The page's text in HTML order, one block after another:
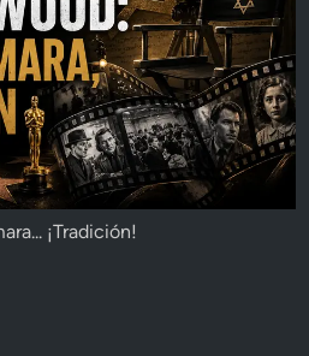
¡Tradición!